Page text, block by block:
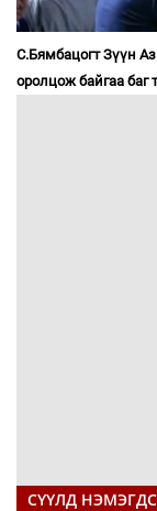
С.Бямбацогт Зүүн
оролцож байгаа
СҮҮЛД